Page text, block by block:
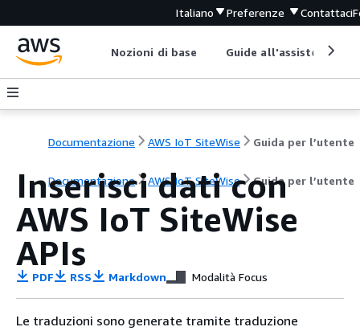
Italiano Preferenze Contattaci
Nozioni di base Guide all'assistenza
Documentazione AWS IoT SiteWise Guida per l’utente
Documentazione AWS IoT SiteWise Guida per l’utente
Inserisci dati con
AWS IoT SiteWise
APIs
PDF RSS Markdown Modalità Focus
Le traduzioni sono generate tramite traduzione